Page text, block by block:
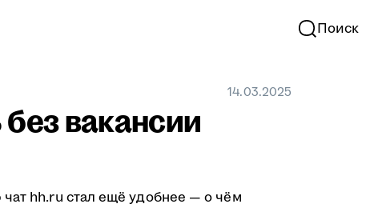
Поиск
14.03.2025
вакансии
чат hh.ru стал ещё удобнее — о чём